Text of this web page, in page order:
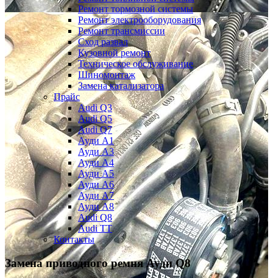
Ремонт тормозной системы
Ремонт электрооборудования
Ремонт трансмиссии
Сход развал
Кузовной ремонт
Техническое обслуживание
Шиномонтаж
Замена катализатора
Прайс
Audi Q3
Audi Q5
Audi Q7
Ауди А1
Ауди А3
Ауди А4
Ауди A5
Ауди А6
Ауди А7
Ауди A8
Audi Q8
Audi TT
Контакты
Замена приводного ремняАуди Q8